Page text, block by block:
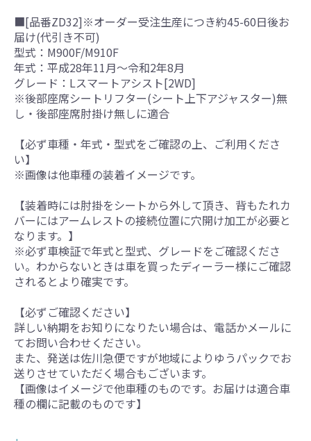
■[品番ZD32]※オーダー受注生産につき約45-60日後お
届け(代引き不可)
型式：M900F/M910F
年式：平成28年11月～令和2年8月
グレード：Lスマートアシスト[2WD]
※後部座席シートリフター(シート上下アジャスター)無
し・後部座席肘掛け無しに適合
【必ず車種・年式・型式をご確認の上、ご利用くださ
い】
※画像は他車種の装着イメージです。
【装着時には肘掛をシートから外して頂き、背もたれカ
バーにはアームレストの接続位置に穴開け加工が必要と
なります。】
※必ず車検証で年式と型式、グレードをご確認くださ
い。わからないときは車を買ったディーラー様にご確認
されるとより確実です。
【必ずご確認ください】
詳しい納期をお知りになりたい場合は、電話かメールに
てお問い合わせください。
また、発送は佐川急便ですが地域によりゆうパックでお
送りさせていただく場合もございます。
【画像はイメージで他車種のものです。お届けは適合車
種の欄に記載のものです】